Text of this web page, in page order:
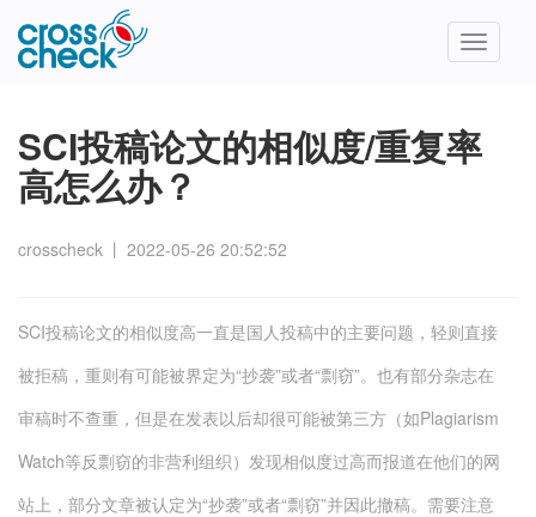
Toggle
SCI投稿论文的相似度/重复率
高怎么办？
crosscheck 丨 2022-05-26 20:52:52
SCI投稿论文的相似度高一直是国人投稿中的主要问题，轻则直接
被拒稿，重则有可能被界定为“抄袭”或者“剽窃”。也有部分杂志在
审稿时不查重，但是在发表以后却很可能被第三方（如Plagiarism
Watch等反剽窃的非营利组织）发现相似度过高而报道在他们的网
站上，部分文章被认定为“抄袭”或者“剽窃”并因此撤稿。需要注意